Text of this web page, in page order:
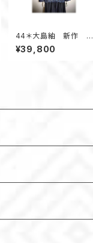
44＊大島紬 新作 ジ
ャケット 昭和レトロ
着物リメイク 花柄
¥39,800